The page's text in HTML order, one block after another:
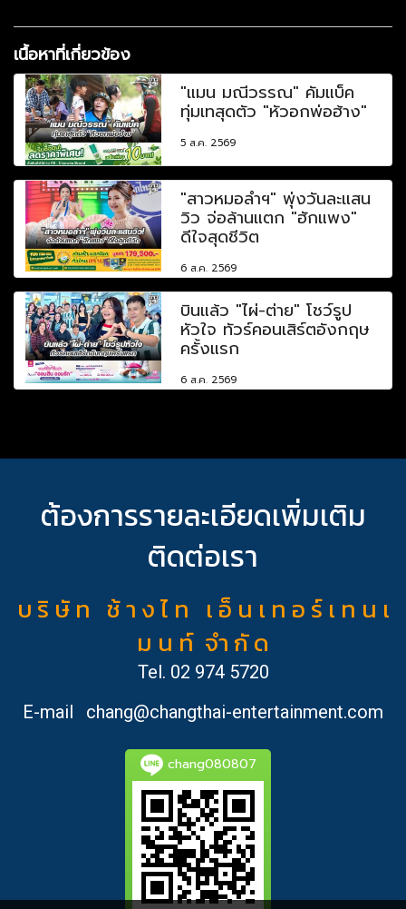
เนื้อหาที่เกี่ยวข้อง
"แมน มณีวรรณ" คัมแบ็ค
ทุ่มเทสุดตัว "หัวอกพ่อฮ้าง"
5 ส.ค. 2569
"สาวหมอลำฯ" พุ่งวันละแสน
วิว จ่อล้านแตก "ฮักแพง"
ดีใจสุดชีวิต
6 ส.ค. 2569
บินแล้ว "ไผ่-ต่าย" โชว์รูป
หัวใจ ทัวร์คอนเสิร์ตอังกฤษ
ครั้งแรก
6 ส.ค. 2569
ต้องการรายละเอียดเพิ่มเติม
ติดต่อเรา
บ ริ ษั ท ช้ า ง ไ ท เ อ็ น เ ท อ ร์ เ ท น เ
ม น ท์ จำ กั ด
Tel. 02 974 5720
E-mail
chang@changthai-entertainment.com
chang080807